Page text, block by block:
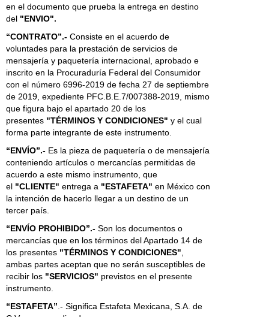
en el documento que prueba la entrega en destino
del "ENVIO".
“CONTRATO”.- Consiste en el acuerdo de
voluntades para la prestación de servicios de
mensajería y paquetería internacional, aprobado e
inscrito en la Procuraduría Federal del Consumidor
con el número 6996-2019 de fecha 27 de septiembre
de 2019, expediente PFC.B.E.7/007388-2019, mismo
que figura bajo el apartado 20 de los
presentes "TÉRMINOS Y CONDICIONES" y el cual
forma parte integrante de este instrumento.
“ENVÍO”.- Es la pieza de paquetería o de mensajería
conteniendo artículos o mercancías permitidas de
acuerdo a este mismo instrumento, que
el "CLIENTE" entrega a "ESTAFETA" en México con
la intención de hacerlo llegar a un destino de un
tercer país.
“ENVÍO PROHIBIDO”.- Son los documentos o
mercancías que en los términos del Apartado 14 de
los presentes "TÉRMINOS Y CONDICIONES"
ambas partes aceptan que no serán susceptibles de
recibir los "SERVICIOS" previstos en el presente
instrumento.
“ESTAFETA” .- Significa Estafeta Mexicana, S.A. de